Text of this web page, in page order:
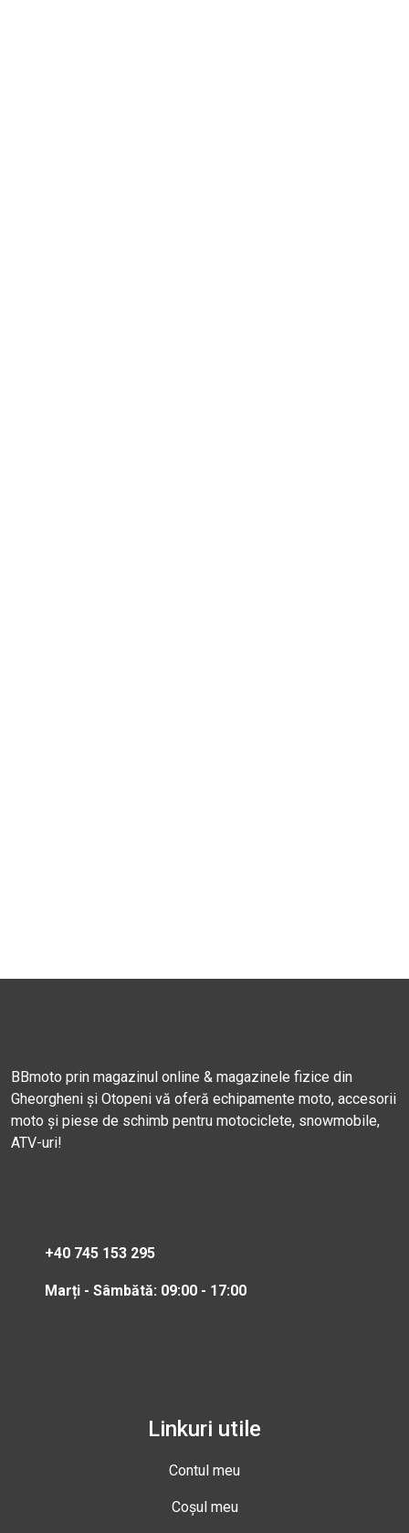
BBmoto prin magazinul online & magazinele fizice din
Gheorgheni și Otopeni vă oferă echipamente moto, accesorii
moto și piese de schimb pentru motociclete, snowmobile,
ATV-uri!
+40 745 153 295
Marți - Sâmbătă: 09:00 - 17:00
Linkuri utile
Contul meu
Coșul meu